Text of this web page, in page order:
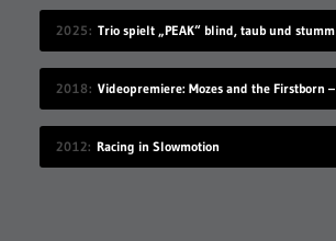
2025 Trio spielt „PEAK“ blind, taub und stumm
2018
2012 Racing in Slowmotion